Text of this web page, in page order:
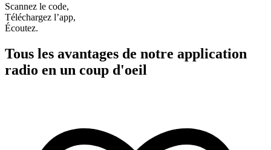
Scannez le code,
Téléchargez l’app,
Écoutez.
Tous les avantages de notre application
radio en un coup d'oeil